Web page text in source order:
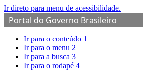
Ir direto para menu de acessibilidade.
Portal do Governo Brasileiro
Ir para o conteúdo 1
Ir para o menu 2
Ir para a busca 3
Ir para o rodapé 4